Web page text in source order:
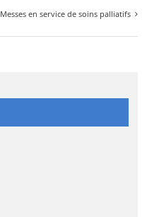
Messes en service de soins palliatifs